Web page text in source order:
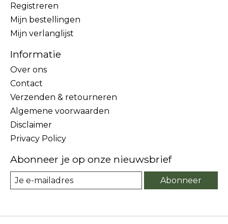
Registreren
Mijn bestellingen
Mijn verlanglijst
Informatie
Over ons
Contact
Verzenden & retourneren
Algemene voorwaarden
Disclaimer
Privacy Policy
Abonneer je op onze nieuwsbrief
Abonneer